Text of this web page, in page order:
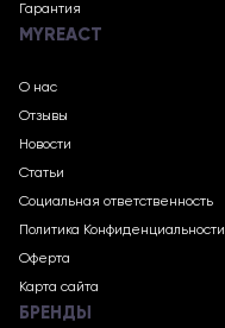
Гарантия
MYREACT
О нас
Отзывы
Новости
Статьи
Социальная ответственность
Политика Конфиденциальности
Оферта
Карта сайта
БРЕНДЫ